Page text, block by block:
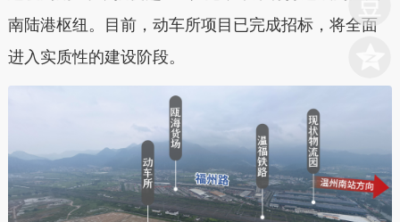
南陆港枢纽。
目前，动车所项目已完成招标，将全面
进入实质性的建设阶段。